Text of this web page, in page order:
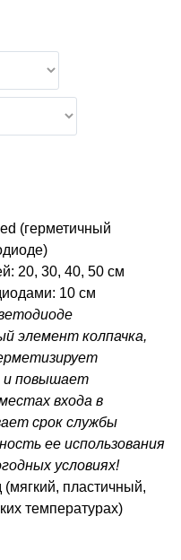
(герметичный
20, 30, 40, 50 см
10 см
элемент колпачка,
и повышает
входа в
срок службы
ее использования
условиях!
пластичный,
температурах)